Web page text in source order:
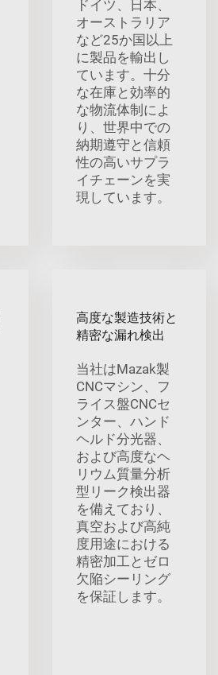
ドイツ、日本、
オーストラリア
など25か国以上
に製品を輸出し
ています。十分
な在庫と効率的
な物流体制によ
り、世界中での
納期遵守と信頼
性の高いサプラ
イチェーンを実
現しています。
高度な製造技術と
精密な漏れ検出
当社はMazak製
CNCマシン、フ
ライス盤CNCセ
ンター、ハンド
ヘルド分光器、
および高度なヘ
リウム質量分析
型リーク検出器
を備えており、
真空および高純
度用途における
精密加工とゼロ
欠陥シーリング
を保証します。